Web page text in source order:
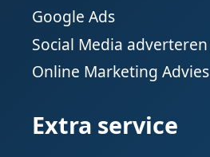
Google Ads
Social Media adverteren
Online Marketing Advies
Extra service